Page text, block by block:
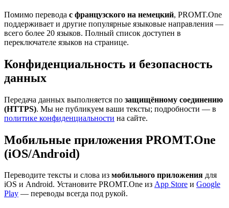
Помимо перевода с французского на немецкий, PROMT.One
поддерживает и другие популярные языковые направления —
всего более 20 языков. Полный список доступен в
переключателе языков на странице.
Конфиденциальность и безопасность
данных
Передача данных выполняется по защищённому соединению
(HTTPS). Мы не публикуем ваши тексты; подробности — в
политике конфиденциальности на сайте.
Мобильные приложения PROMT.One
(iOS/Android)
Переводите тексты и слова из мобильного приложения для
iOS и Android. Установите PROMT.One из App Store и Google
Play — переводы всегда под рукой.